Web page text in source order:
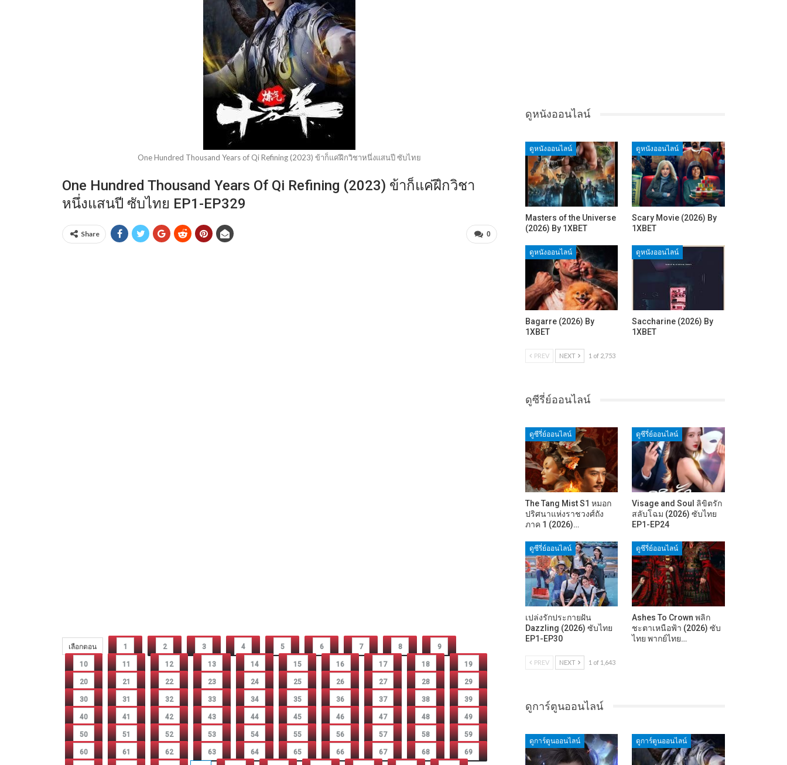
One Hundred Thousand Years of Qi Refining (2023) ข้าก็แค่ฝึกวิชาหนึ่งแสนปี ซับไทย
One Hundred Thousand Years Of Qi Refining (2023) ข้าก็แค่ฝึกวิชา
หนึ่งแสนปี ซับไทย EP1-EP329
0
Share
เลือกตอน 1 2 3 4 5 6 7 8 9
10 11 12 13 14 15 16 17 18 19
20 21 22 23 24 25 26 27 28 29
30 31 32 33 34 35 36 37 38 39
40 41 42 43 44 45 46 47 48 49
50 51 52 53 54 55 56 57 58 59
60 61 62 63 64 65 66 67 68 69
ดูหนังออนไลน์
ดูหนังออนไลน์
Masters of the Universe
(2026) By 1XBET
ดูหนังออนไลน์
Scary Movie (2026) By
1XBET
ดูหนังออนไลน์
Bagarre (2026) By
1XBET
ดูหนังออนไลน์
Saccharine (2026) By
1XBET
PREV NEXT 1 of 2,753
ดูซีรี่ย์ออนไลน์
ดูซีรี่ย์ออนไลน์
The Tang Mist S1 หมอก
ปริศนาแห่งราชวงศ์ถัง
ภาค 1 (2026)…
ดูซีรี่ย์ออนไลน์
Visage and Soul ลิขิตรัก
สลับโฉม (2026) ซับไทย
EP1-EP24
ดูซีรี่ย์ออนไลน์
เปล่งรักประกายฝัน
Dazzling (2026) ซับไทย
EP1-EP30
ดูซีรี่ย์ออนไลน์
Ashes To Crown พลิก
ชะตาเหนือฟ้า (2026) ซับ
ไทย พากย์ไทย…
PREV NEXT 1 of 1,643
ดูการ์ตูนออนไลน์
ดูการ์ตูนออนไลน์ ดูการ์ตูนออนไลน์